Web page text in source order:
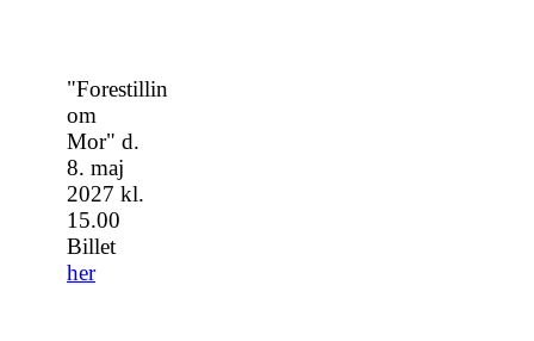
"Forestillingen
om
Mor" d.
8. maj
2027 kl.
15.00
Billet
her